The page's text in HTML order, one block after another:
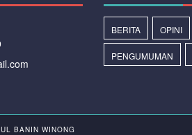
BERITA OPINI
PENGUMUMAN
BANIN WINONG